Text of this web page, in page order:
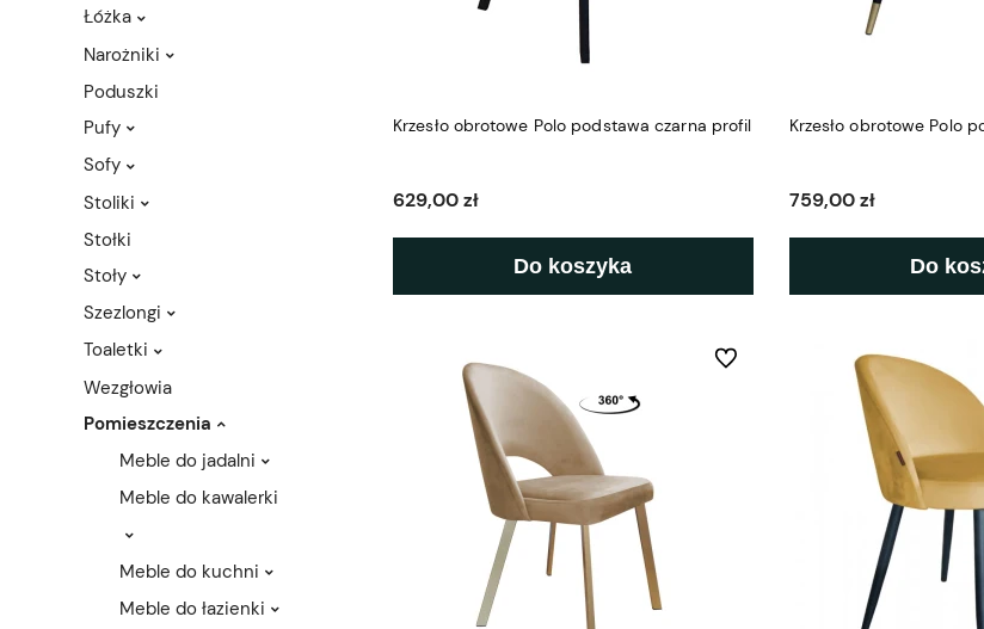
Łóżka
Narożniki
Poduszki
Pufy
Sofy
Stoliki
Stołki
Stoły
Szezlongi
Toaletki
Wezgłowia
Pomieszczenia
Meble do jadalni
Meble do kawalerki
Meble do kuchni
Meble do łazienki
Krzesło obrotowe Polo podstawa czarna profil
629,00 zł
Do koszyka
Krzesło obrotowe Polo
759,00 zł
Do
Do ulubionych